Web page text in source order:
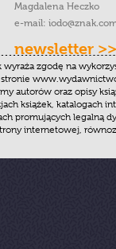
Magdalena Heczko
e-mail:
newsletter >>
wyraża zgodę na
autorów oraz opisy
książek, katalogach
promujących legalną
internetowej,